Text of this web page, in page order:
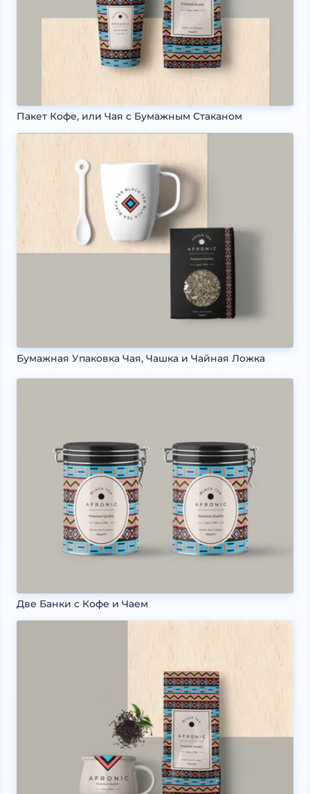
Пакет Кофе, или Чая с Бумажным Стаканом
Бумажная Упаковка Чая, Чашка и Чайная Ложка
Две Банки с Кофе и Чаем